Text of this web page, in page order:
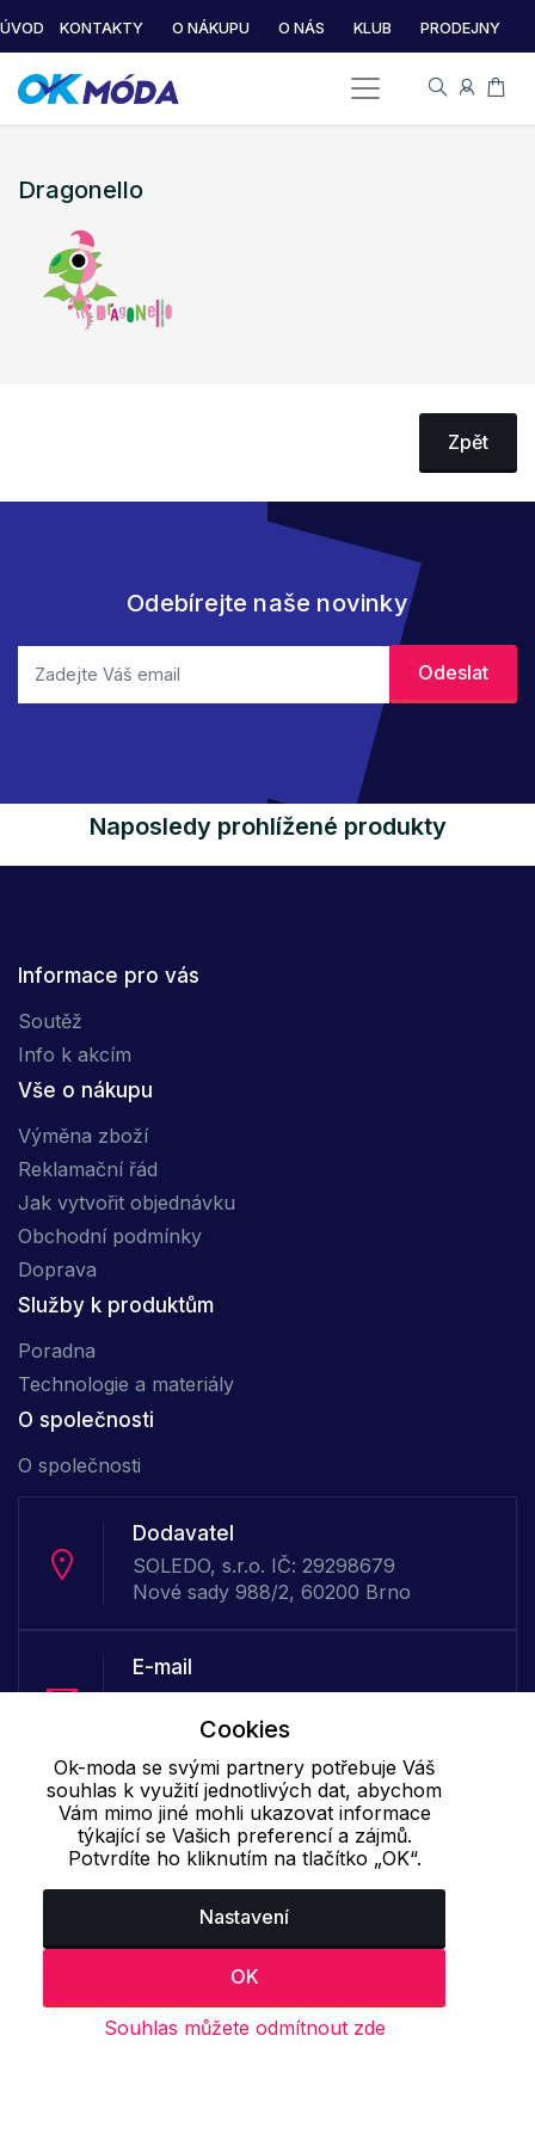
ÚVOD KONTAKTY O NÁKUPU O NÁS KLUB PRODEJNY
Dragonello
Zpět
Odebírejte naše novinky
Naposledy prohlížené produkty
Informace pro vás
Soutěž
Info k akcím
Vše o nákupu
Výměna zboží
Reklamační řád
Jak vytvořit objednávku
Obchodní podmínky
Doprava
Služby k produktům
Poradna
Technologie a materiály
O společnosti
O společnosti
Dodavatel
SOLEDO, s.r.o. IČ: 29298679
Nové sady 988/2, 60200 Brno
E-mail
info@ok-moda.cz
Telefon :
Offline
+420 702 000 160
Cookies
Ok-moda se svými partnery potřebuje Váš
souhlas k využití jednotlivých dat, abychom
Vám mimo jiné mohli ukazovat informace
týkající se Vašich preferencí a zájmů.
Potvrdíte ho kliknutím na tlačítko „OK“.
Nastavení
OK
Souhlas můžete odmítnout zde